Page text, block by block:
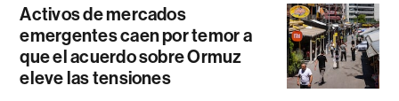
Activos de mercados
emergentes caen por temor a
que el acuerdo sobre Ormuz
eleve las tensiones